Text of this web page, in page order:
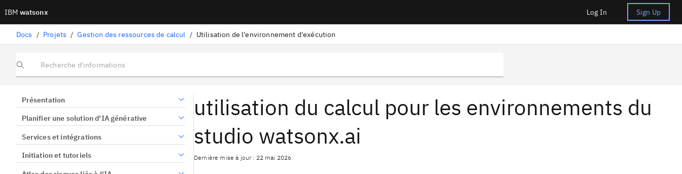
IBM watsonx Log In Sign Up
Docs / Projets / Gestion des ressources de calcul / Utilisation de l'environnement d'exécution
Recherche d'informations
Présentation
Planifier une solution d'IA générative
Services et intégrations
Initiation et tutoriels
utilisation du calcul pour les environnements du
studio watsonx.ai
Dernière mise à jour : 22 mai 2026